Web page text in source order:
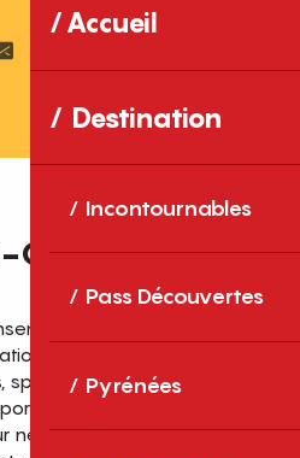
Accueil
Destination
Incontournables
Pass Découvertes
Pyrénées
ORIENTALES
des fêtes,
recensées dans le
expositions,
et culturels… un agenda
ne rien manquer de